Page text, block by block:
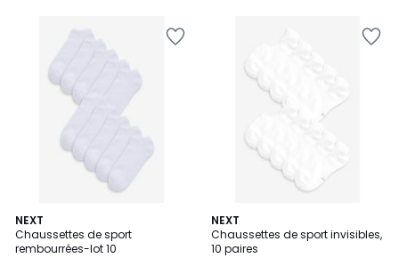
NEXT
Chaussettes de sport
rembourrées-lot 10
NEXT
Chaussettes de sport invisibles,
10 paires
2
Couleurs